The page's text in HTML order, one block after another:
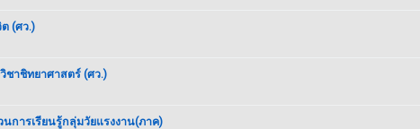
(ศว.)
ชาชิทยาศาสตร์ (ศว.)
การเรียนรู้กลุ่มวัยแรงงาน(ภาค)